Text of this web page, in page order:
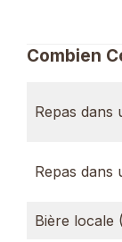
Combien
Repas dans
Repas dans
Bière locale